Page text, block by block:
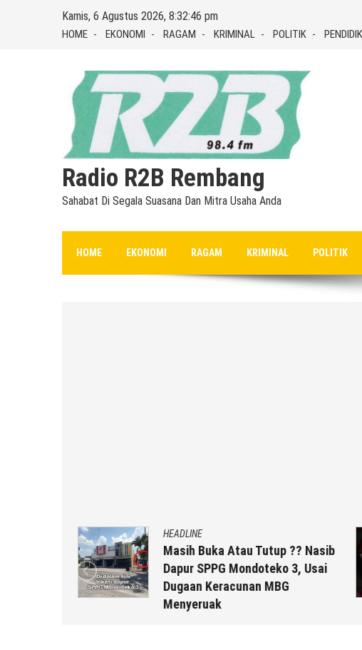
Kamis, 6 Agustus 2026, 8:32:47 pm
HOME EKONOMI RAGAM KRIMINAL POLITIK
Radio R2B Rembang
Sahabat Di Segala Suasana Dan Mitra Usaha Anda
HOME EKONOMI RAGAM KRIMINAL POLITIK
HEADLINE
Masih Buka Atau Tutup ?? Nasib
Dapur SPPG Mondoteko 3, Usai
Dugaan Keracunan MBG
Menyeruak